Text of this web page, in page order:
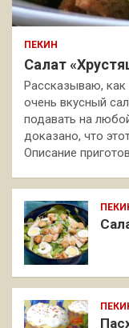
ПЕКИН
Салат
Рассказываю, как
очень вкусный
подавать на
доказано, что
Описание